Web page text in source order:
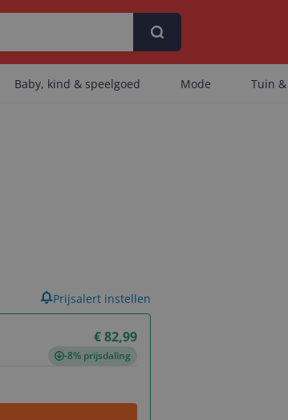
Baby, kind & speelgoed Mode Tuin
€ 82,99
-8% prijsdaling
Prijsalert instellen